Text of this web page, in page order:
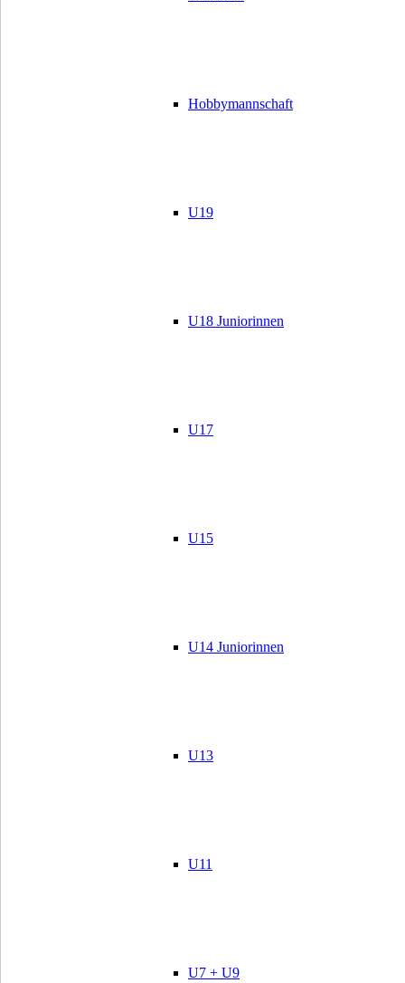
Hobbymannschaft
U19
U18 Juniorinnen
U17
U15
U14 Juniorinnen
U13
U11
U7 + U9